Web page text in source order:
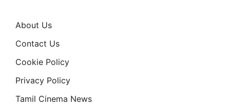
About Us
Contact Us
Cookie Policy
Privacy Policy
Tamil Cinema News